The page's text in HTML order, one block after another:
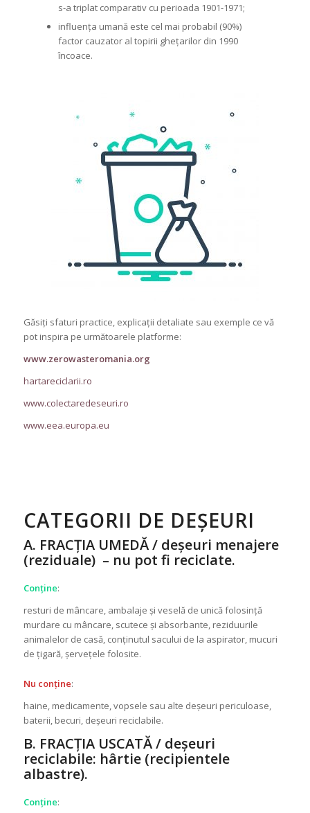
s-a triplat comparativ cu perioada 1901-1971;
influența umană este cel mai probabil (90%)
factor cauzator al topirii ghețarilor din 1990
încoace.
Găsiți sfaturi practice, explicații detaliate sau exemple ce vă
pot inspira pe următoarele platforme:
www.zerowasteromania.org
hartareciclarii.ro
www.colectaredeseuri.ro
www.eea.europa.eu
CATEGORII DE DEȘEURI
A. FRACȚIA UMEDĂ / deșeuri menajere
(reziduale) – nu pot fi reciclate.
Conține:
resturi de mâncare, ambalaje și veselă de unică folosință
murdare cu mâncare, scutece și absorbante, reziduurile
animalelor de casă, conținutul sacului de la aspirator, mucuri
de țigară, șervețele folosite.
Nu conține:
haine, medicamente, vopsele sau alte deșeuri periculoase,
baterii, becuri, deșeuri reciclabile.
B. FRACȚIA USCATĂ / deșeuri
reciclabile: hârtie (recipientele
albastre).
Conține: